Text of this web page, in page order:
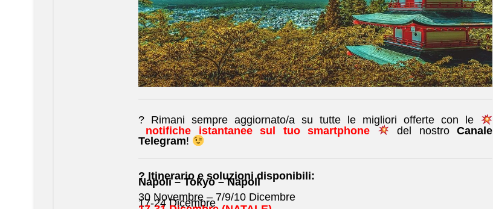
? Rimani sempre aggiornato/a su tutte le migliori offerte con le
notifiche istantanee sul tuo smartphone
del nostroCanale
Telegram!
? Itinerario e soluzioni disponibili:
Napoli – Tokyo – Napoli
30 Novembre – 7/9/10 Dicembre
17-24 Dicembre